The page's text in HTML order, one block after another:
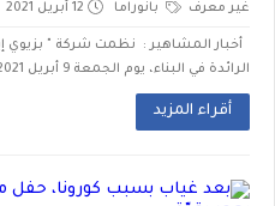
غير معرف بانوراما 12 أبريل 2021
أخبار المشاهير : نظمت شركة " بزيوي
الرائدة في البناء، يوم الجمعة 9 أبريل 2021، حفلا، لتسليم م...
أقراء المزيد